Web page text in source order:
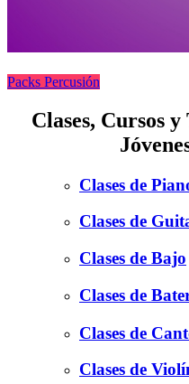
Packs Percusión
Clases, Cursos
Clases de
Clases de
Clases de Bajo
Clases de
Clases de
Clases de